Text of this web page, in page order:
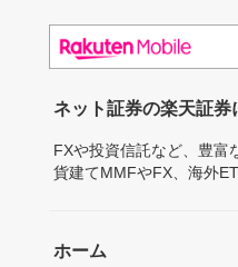
ネット証券の楽天証券
FXや投資信託など、豊富
貨建てMMFやFX、海外
ホーム